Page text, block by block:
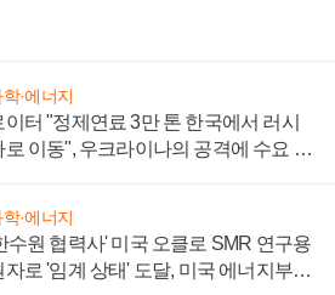
·에너지
이터 "정제연료 3만 톤 한국에서 러시
로 이동", 우크라이나의 공격에 수요 늘
·에너지
수원 협력사' 미국 오클로 SMR 연구용
자로 '임계 상태' 도달, 미국 에너지부